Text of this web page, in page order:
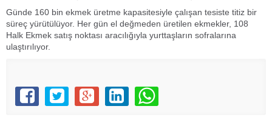
Günde 160 bin ekmek üretme kapasitesiyle çalışan tesiste titiz bir
süreç yürütülüyor. Her gün el değmeden üretilen ekmekler, 108
Halk Ekmek satış noktası aracılığıyla yurttaşların sofralarına
ulaştırılıyor.